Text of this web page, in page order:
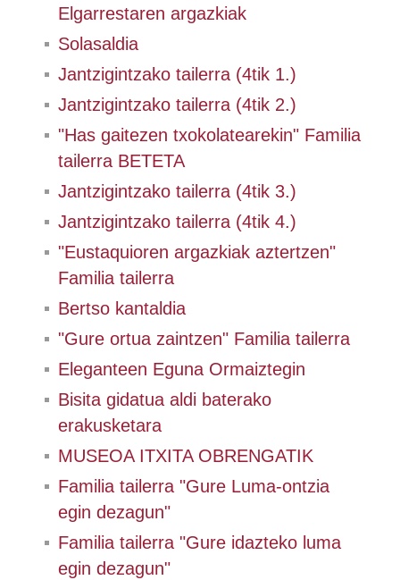
Elgarrestaren argazkiak
Solasaldia
Jantzigintzako tailerra (4tik 1.)
Jantzigintzako tailerra (4tik 2.)
"Has gaitezen txokolatearekin" Familia
tailerra BETETA
Jantzigintzako tailerra (4tik 3.)
Jantzigintzako tailerra (4tik 4.)
"Eustaquioren argazkiak aztertzen"
Familia tailerra
Bertso kantaldia
"Gure ortua zaintzen" Familia tailerra
Eleganteen Eguna Ormaiztegin
Bisita gidatua aldi baterako
erakusketara
MUSEOA ITXITA OBRENGATIK
Familia tailerra "Gure Luma-ontzia
egin dezagun"
Familia tailerra "Gure idazteko luma
egin dezagun"